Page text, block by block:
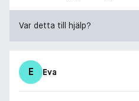
Var detta till hjälp?
E Eva